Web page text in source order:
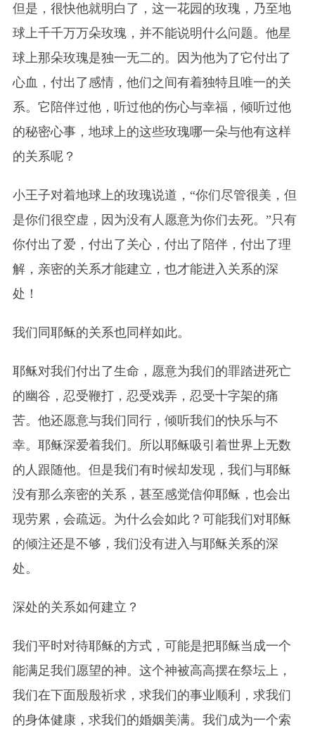
但是，很快他就明白了，这一花园的玫瑰，乃至地
球上千千万万朵玫瑰，并不能说明什么问题。他星
球上那朵玫瑰是独一无二的。因为他为了它付出了
心血，付出了感情，他们之间有着独特且唯一的关
系。它陪伴过他，听过他的伤心与幸福，倾听过他
的秘密心事，地球上的这些玫瑰哪一朵与他有这样
的关系呢？
小王子对着地球上的玫瑰说道，“你们尽管很美，但
是你们很空虚，因为没有人愿意为你们去死。”只有
你付出了爱，付出了关心，付出了陪伴，付出了理
解，亲密的关系才能建立，也才能进入关系的深
处！
我们同耶稣的关系也同样如此。
耶稣对我们付出了生命，愿意为我们的罪踏进死亡
的幽谷，忍受鞭打，忍受戏弄，忍受十字架的痛
苦。他还愿意与我们同行，倾听我们的快乐与不
幸。耶稣深爱着我们。所以耶稣吸引着世界上无数
的人跟随他。但是我们有时候却发现，我们与耶稣
没有那么亲密的关系，甚至感觉信仰耶稣，也会出
现劳累，会疏远。为什么会如此？可能我们对耶稣
的倾注还是不够，我们没有进入与耶稣关系的深
处。
深处的关系如何建立？
我们平时对待耶稣的方式，可能是把耶稣当成一个
能满足我们愿望的神。这个神被高高摆在祭坛上，
我们在下面殷殷祈求，求我们的事业顺利，求我们
的身体健康，求我们的婚姻美满。我们成为一个索